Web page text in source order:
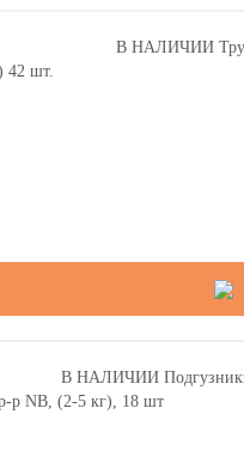
42 шт.
р NB, (2-5 кг), 18 шт